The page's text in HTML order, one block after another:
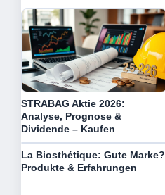
STRABAG Aktie 2026:
Analyse, Prognose &
Dividende – Kaufen
La Biosthétique: Gute Marke?
Produkte & Erfahrungen